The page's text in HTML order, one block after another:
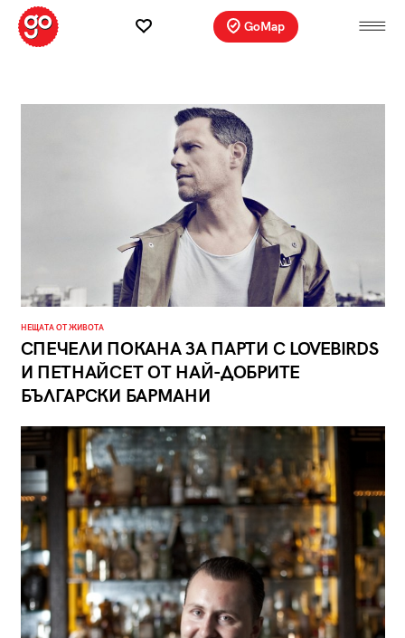
GoMap
НЕЩАТА ОТ ЖИВОТА
СПЕЧЕЛИ ПОКАНА ЗА ПАРТИ С LOVEBIRDS
И ПЕТНАЙСЕТ ОТ НАЙ-ДОБРИТЕ
БЪЛГАРСКИ БАРМАНИ